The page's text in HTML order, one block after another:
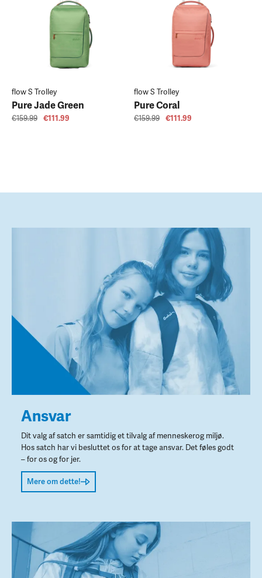
flow S Trolley
Pure Jade Green
€159.99 €111.99
flow S Trolley
Pure Coral
€159.99 €111.99
Ansvar
Dit valg af satch er samtidig et tilvalg af menneskerog miljø.
Hos satch har vi besluttet os for at tage ansvar. Det føles godt
– for os og for jer.
Mere om dette!